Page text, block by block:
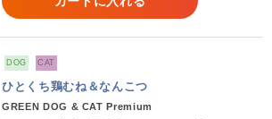
DOG CAT
ひとくち鶏むね＆なんこつ
GREEN DOG & CAT Premium